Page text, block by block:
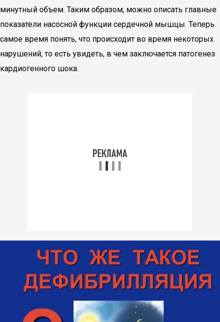
минутный объем. Таким образом, можно описать главные
показатели насосной функции сердечной мышцы. Теперь
самое время понять, что происходит во время некоторых
нарушений, то есть увидеть, в чем заключается патогенез
кардиогенного шока.